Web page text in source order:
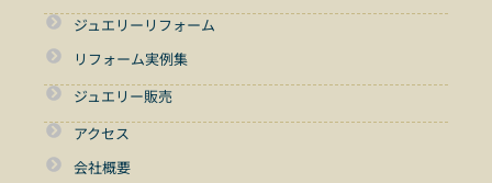
ジュエリーリフォーム
リフォーム実例集
ジュエリー販売
アクセス
会社概要